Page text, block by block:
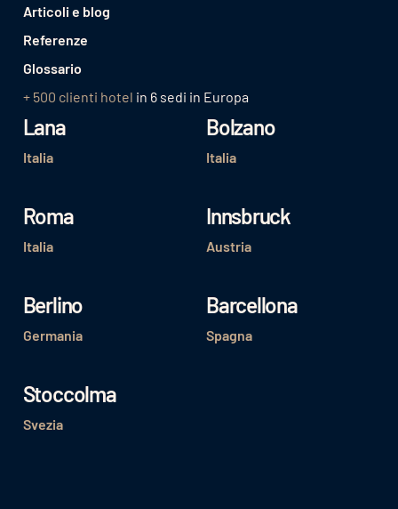
Articoli e blog
Referenze
Glossario
+ 500 clienti hotel in 6 sedi in Europa
Lana
Italia
Bolzano
Italia
Roma
Italia
Innsbruck
Austria
Berlino
Germania
Barcellona
Spagna
Stoccolma
Svezia